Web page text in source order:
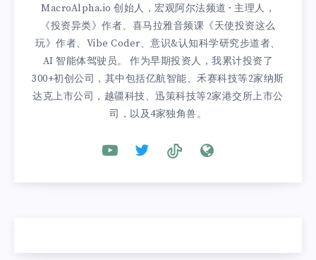
MacroAlpha.io 创始人，宏观阿尔法频道 · 主理人，
《投资异类》作者、喜马拉雅音频课《天使投资这么
玩》作者、Vibe Coder、意识&认知科学研究步道者、
AI 智能体驾驶员。 作为早期投资人，我累计投资了
300+初创公司，其中包括亿航智能、禾赛科技等2家纳斯
达克上市公司，越疆科技、迅策科技等2家港交所上市公
司，以及4家独角兽。